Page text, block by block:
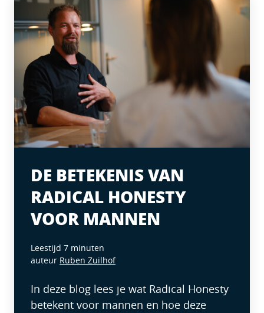
DE BETEKENIS VAN
RADICAL HONESTY
VOOR MANNEN
Leestijd 7 minuten
auteur Ruben Zuilhof
In deze blog lees je wat Radical Honesty
betekent voor mannen en hoe deze